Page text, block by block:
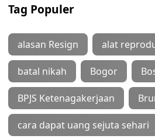
Tag Populer
alasan Resign alat
batal nikah Bogor
BPJS Ketenagakerjaan
cara dapat uang sejuta sehari